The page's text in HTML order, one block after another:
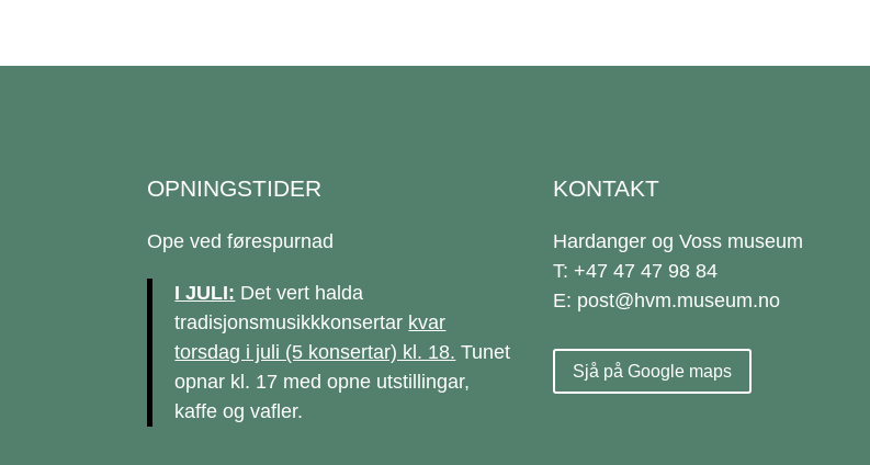
OPNINGSTIDER
Ope ved førespurnad
I JULI: Det vert halda
tradisjonsmusikkkonsertar kvar
torsdag i juli (5 konsertar) kl. 18. Tunet
opnar kl. 17 med opne utstillingar,
kaffe og vafler.
KONTAKT
Hardanger og Voss museum
T: +47 47 47 98 84
E: post@hvm.museum.no
Sjå på Google maps